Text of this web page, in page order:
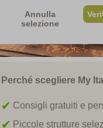
Annulla
selezione
Perché scegliere My
Consigli gratuiti e
Piccole strutture